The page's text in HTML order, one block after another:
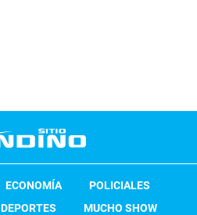
ECONOMÍA
POLICIALES
DEPORTES
MUCHO SHOW